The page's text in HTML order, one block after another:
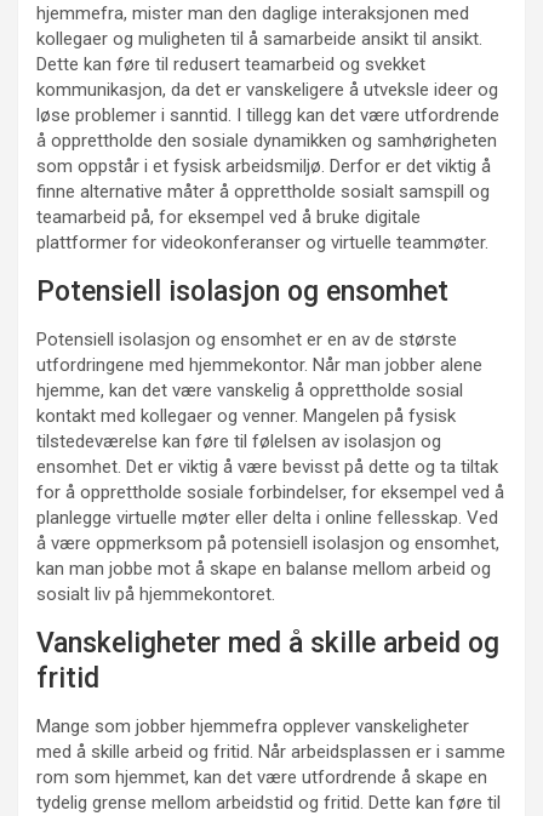
hjemmefra, mister man den daglige interaksjonen med
kollegaer og muligheten til å samarbeide ansikt til ansikt.
Dette kan føre til redusert teamarbeid og svekket
kommunikasjon, da det er vanskeligere å utveksle ideer og
løse problemer i sanntid. I tillegg kan det være utfordrende
å opprettholde den sosiale dynamikken og samhørigheten
som oppstår i et fysisk arbeidsmiljø. Derfor er det viktig å
finne alternative måter å opprettholde sosialt samspill og
teamarbeid på, for eksempel ved å bruke digitale
plattformer for videokonferanser og virtuelle teammøter.
Potensiell isolasjon og ensomhet
Potensiell isolasjon og ensomhet er en av de største
utfordringene med hjemmekontor. Når man jobber alene
hjemme, kan det være vanskelig å opprettholde sosial
kontakt med kollegaer og venner. Mangelen på fysisk
tilstedeværelse kan føre til følelsen av isolasjon og
ensomhet. Det er viktig å være bevisst på dette og ta tiltak
for å opprettholde sosiale forbindelser, for eksempel ved å
planlegge virtuelle møter eller delta i online fellesskap. Ved
å være oppmerksom på potensiell isolasjon og ensomhet,
kan man jobbe mot å skape en balanse mellom arbeid og
sosialt liv på hjemmekontoret.
Vanskeligheter med å skille arbeid og
fritid
Mange som jobber hjemmefra opplever vanskeligheter
med å skille arbeid og fritid. Når arbeidsplassen er i samme
rom som hjemmet, kan det være utfordrende å skape en
tydelig grense mellom arbeidstid og fritid. Dette kan føre til